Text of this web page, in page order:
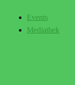
Events
Mediathek